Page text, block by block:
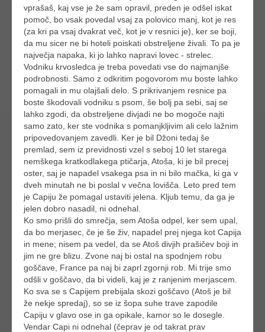
vprašaš, kaj vse je že sam opravil, preden je odšel iskat
pomoč, bo vsak povedal vsaj za polovico manj, kot je res
(za kri pa vsaj dvakrat več, kot je v resnici je), ker se boji,
da mu sicer ne bi hoteli poiskati obstreljene živali. To pa je
največja napaka, ki jo lahko napravi lovec - strelec.
Vodniku krvosledca je treba povedati vse do najmanjše
podrobnosti. Samo z odkritim pogovorom mu boste lahko
pomagali in mu olajšali delo. S prikrivanjem resnice pa
boste škodovali vodniku s psom, še bolj pa sebi, saj se
lahko zgodi, da obstreljene divjadi ne bo mogoče najti
samo zato, ker ste vodnika s pomanjkljivim ali celo lažnim
pripovedovanjem zavedli. Ker je bil Džoni tedaj še
premlad, sem iz previdnosti vzel s seboj 10 let starega
nemškega kratkodlakega ptičarja, Atoša, ki je bil precej
oster, saj je napadel vsakega psa in ni bilo mačka, ki ga v
dveh minutah ne bi poslal v večna lovišča. Leto pred tem
je Capiju že pomagal ustaviti jelena. Kljub temu, da ga je
jelen dobro nasadil, ni odnehal.
Ko smo prišli do smrečja, sem Atoša odpel, ker sem upal,
da bo merjasec, če je še živ, napadel prej njega kot Capija
in mene; nisem pa vedel, da se Atoš divjih prašičev boji in
jim ne gre blizu. Zvone naj bi ostal na spodnjem robu
goščave, France pa naj bi zaprl zgornji rob. Mi trije smo
odšli v goščavo, da bi videli, kaj je z ranjenim merjascem.
Ko sva se s Capijem prebijala skozi goščavo (Atoš je bil
že nekje spredaj), so se iz šopa suhe trave zapodile
Capiju v glavo ose in ga opikale, kamor so le dosegle.
Vendar Capi ni odnehal (čeprav je od takrat prav